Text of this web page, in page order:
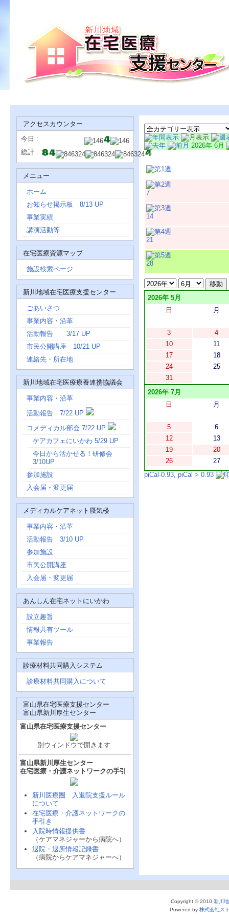
アクセスカウンター
今日 :
総計 :
メニュー
ホーム
お知らせ掲示板 8/13 UP
事業実績
講演活動等
在宅医療資源マップ
施設検索ページ
新川地域在宅医療支援センター
ごあいさつ
事業内容・沿革
活動報告 3/17 UP
市民公開講座 10/21 UP
連絡先・所在地
新川地域在宅医療療養連携協議会
事業内容・沿革
活動報告 7/22 UP
コメディカル部会 7/22 UP
ケアカフェにいかわ 5/29 UP
今日から活かせる！研修会
3/10UP
参加施設
入会届・変更届
メディカルケアネット蜃気楼
事業内容・沿革
活動報告 3/10 UP
参加施設
市民公開講座
入会届・変更届
あんしん在宅ネットにいかわ
設立趣旨
情報共有ツール
事業報告
診療材料共同購入システム
診療材料共同購入について
富山県在宅医療支援センター
富山県新川厚生センター
富山県在宅医療支援センター
別ウィンドウで開きます
富山県新川厚生センター
在宅医療・介護ネットワークの手引
新川医療圏 入退院支援ルール
について
在宅医療・介護ネットワークの
手引き
入院時情報提供書
（ケアマネジャーから病院へ）
退院・退所情報記録書
（病院からケアマネジャーへ）
2026年 6月
日
7
14
21
28
2026年 5月
日
月
3
4
10
11
17
18
24
25
31
2026年 7月
日
月
5
6
12
13
19
20
26
27
piCal-0.93, piCal > 0.93
Copyright © 2010 新川
Powered by 株式会社ス